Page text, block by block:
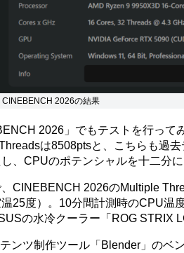
CINEBENCH 2026の結果
2026」でもテストを行って
は8508ptsと、こちらも過
、CPUのポテンシャルを十二分に
CINEBENCH 2026のMultiple
25度）。10分間計測時のCPU温
の水冷クーラー「ROG STRIX
ンツ制作ツール「Blender」のベ